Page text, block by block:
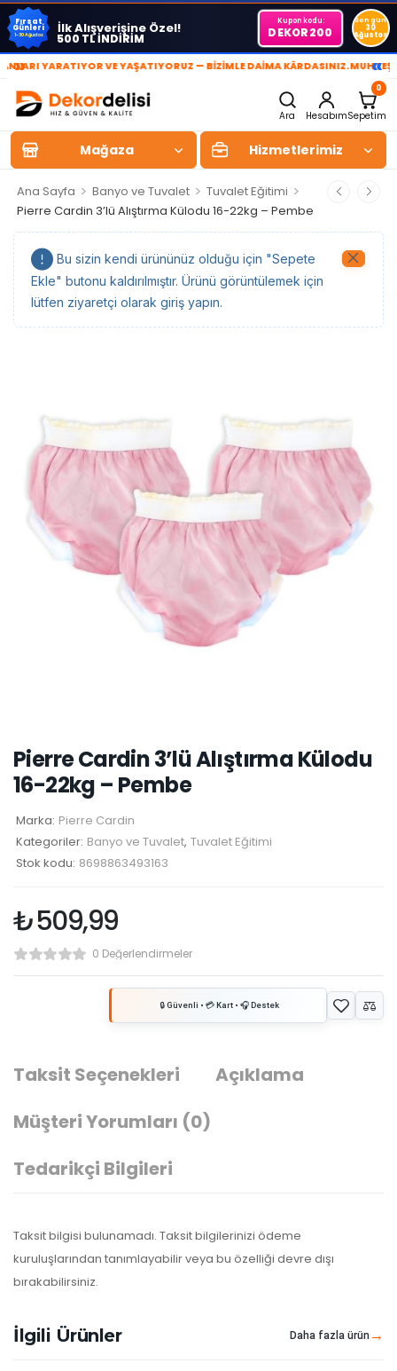
Fırsat
Günleri
1-30 Ağustos İlk Alışverişine Özel!
500 TL İNDİRİM
Kupon kodu:
DEKOR200
Son gün
30
Ağustos
» YARATIYOR VE YAŞATIYORUZ — BİZİMLE DAİMA KÂRDASINIZ. «
Ara Hesabım
0
Sepetim
Mağaza Hizmetlerimiz
Ana Sayfa > Banyo ve Tuvalet > Tuvalet Eğitimi >
Pierre Cardin 3’lü Alıştırma Külodu 16-22kg – Pembe
Bu sizin kendi ürününüz olduğu için "Sepete
Ekle" butonu kaldırılmıştır. Ürünü görüntülemek için
lütfen ziyaretçi olarak giriş yapın.
Pierre Cardin 3’lü Alıştırma Külodu
16-22kg – Pembe
Marka: Pierre Cardin
Kategoriler: Banyo ve Tuvalet, Tuvalet Eğitimi
Stok kodu: 8698863493163
₺509,99
0 Değerlendirmeler
Taksit Seçenekleri
Açıklama
Müşteri Yorumları (0)
Tedarikçi Bilgileri
Taksit bilgisi bulunamadı. Taksit bilgilerinizi ödeme
kuruluşlarından tanımlayabilir veya bu özelliği devre dışı
bırakabilirsiniz.
İlgili Ürünler Daha fazla ürün